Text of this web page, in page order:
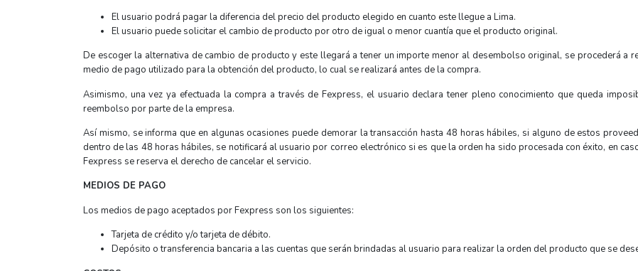
El usuario podrá pagar la diferencia del precio del producto elegido en cuanto este llegue a Lima.
El usuario puede solicitar el cambio de producto por otro de igual o menor cuantía que el producto original.
De escoger la alternativa de cambio de producto y este llegará a tener un importe menor al desembolso original, se procederá a
medio de pago utilizado para la obtención del producto, lo cual se realizará antes de la compra.
Asimismo, una vez ya efectuada la compra a través de Fexpress, el usuario declara tener pleno conocimiento que queda
reembolso por parte de la empresa.
Así mismo, se informa que en algunas ocasiones puede demorar la transacción hasta 48 horas hábiles, si alguno de estos
dentro de las 48 horas hábiles, se notificará al usuario por correo electrónico si es que la orden ha sido procesada con éxito, en
Fexpress se reserva el derecho de cancelar el servicio.
MEDIOS DE PAGO
Los medios de pago aceptados por Fexpress son los siguientes:
Tarjeta de crédito y/o tarjeta de débito.
Depósito o transferencia bancaria a las cuentas que serán brindadas al usuario para realizar la orden del producto que se